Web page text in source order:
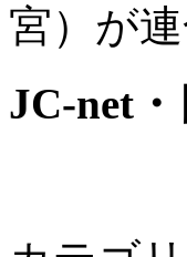
宮）が
JC-net